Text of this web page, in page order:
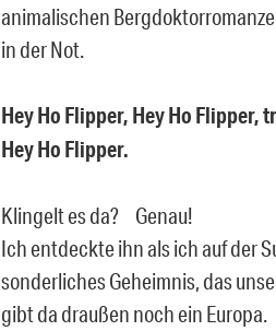
animalischen
in der Not.
Hey Ho Flipper, Hey Ho Flipper,
Hey Ho Flipper.
Klingelt es da? Genau!
Ich entdeckte ihn als ich auf der
sonderliches Geheimnis, das
gibt da draußen noch ein Europa.